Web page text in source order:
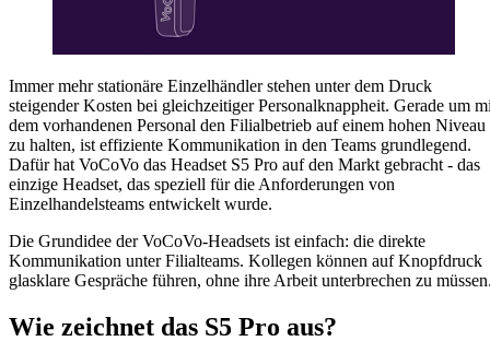
Immer mehr stationäre Einzelhändler stehen unter dem Druck
steigender Kosten bei gleichzeitiger Personalknappheit. Gerade um
dem vorhandenen Personal den Filialbetrieb auf einem hohen Niveau
zu halten, ist effiziente Kommunikation in den Teams grundlegend.
Dafür hat VoCoVo das Headset S5 Pro auf den Markt gebracht - das
einzige Headset, das speziell für die Anforderungen von
Einzelhandelsteams entwickelt wurde.
Die Grundidee der VoCoVo-Headsets ist einfach: die direkte
Kommunikation unter Filialteams. Kollegen können auf Knopfdruck
glasklare Gespräche führen, ohne ihre Arbeit unterbrechen zu
Wie zeichnet das S5 Pro aus?